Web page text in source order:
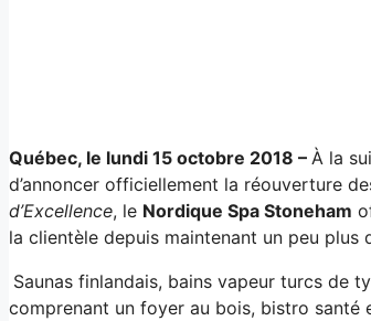
Email
Québec, le lundi 15 octobre 2018 – À la
d’annoncer officiellement la réouverture
d’Excellence, le Nordique Spa Stoneham
la clientèle depuis maintenant un peu plus
Saunas finlandais, bains vapeur turcs de
comprenant un foyer au bois, bistro santé